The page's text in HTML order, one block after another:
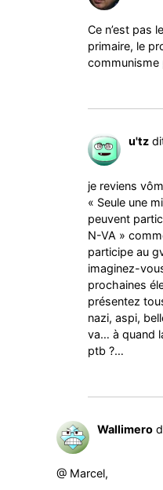
Ce n’est pas
primaire, le
communisme
u'tz
je reviens
« Seule une
peuvent
N-VA »
participe au
imaginez-
prochaines
présentez
nazi, aspi,
va… à quand
ptb ?…
Wallimero
@ Marcel,